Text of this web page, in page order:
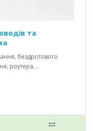
та
бездротового
роутера, ..